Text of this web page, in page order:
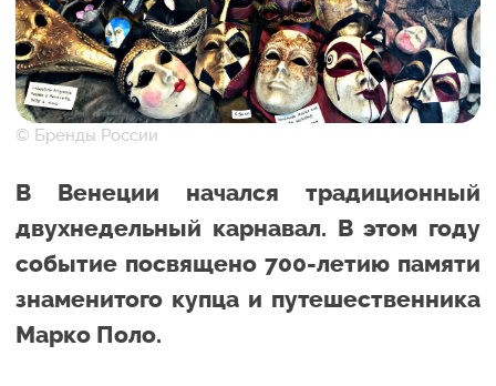
© Бренды России
В Венеции начался традиционный
двухнедельный карнавал. В этом году
событие посвящено 700-летию памяти
знаменитого купца и путешественника
Марко Поло.